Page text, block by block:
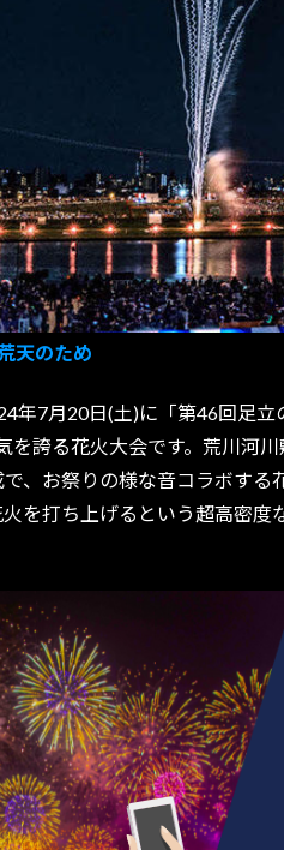
天のため
年7月20日(土)に「第46回足
を誇る花火大会です。荒川河
で、お祭りの様な音コラボす
を打ち上げるという超高密